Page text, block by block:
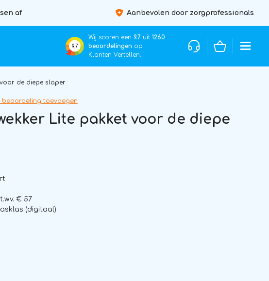
af Aanbevolen door zorgprofessionals
9,7
Wij scoren een 9.7 uit 1260
beoordelingen op
Klanten Vertellen.
de diepe slaper
beoordeling toevoegen
Lite pakket voor de diepe
€ 57
(digitaal)